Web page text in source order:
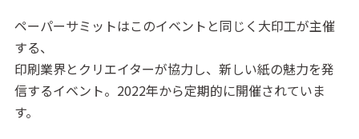
ペーパーサミットはこのイベントと同じく大印工が主催
する、
印刷業界とクリエイターが協力し、新しい紙の魅力を発
信するイベント。2022年から定期的に開催されていま
す。